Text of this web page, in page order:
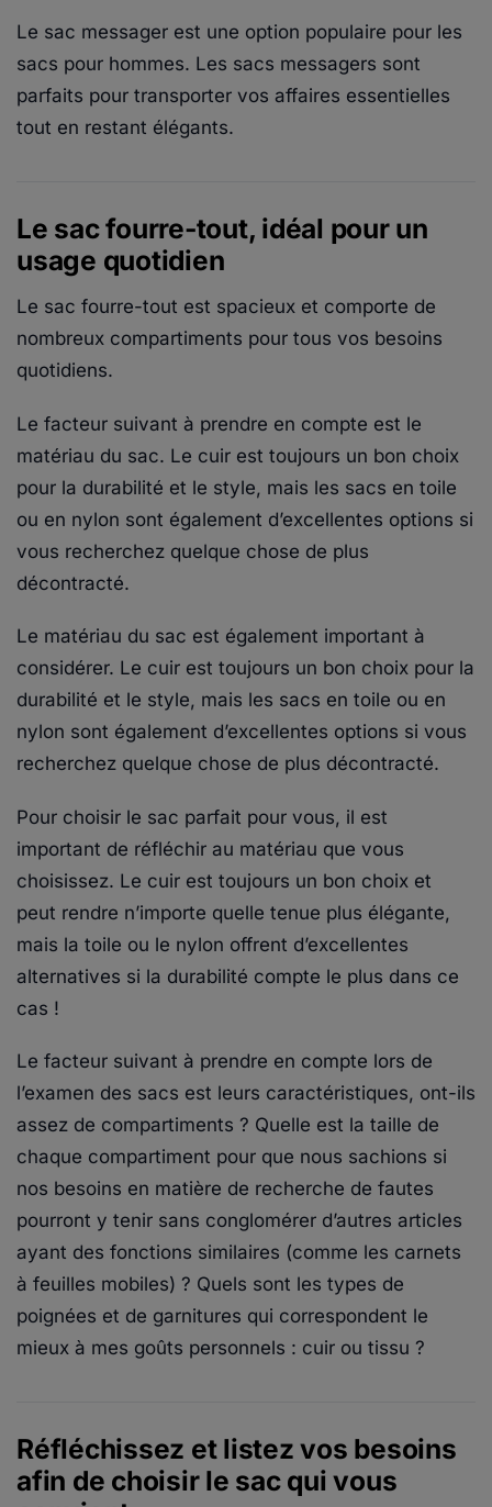
Le sac messager est une option populaire pour les
sacs pour hommes. Les sacs messagers sont
parfaits pour transporter vos affaires essentielles
tout en restant élégants.
Le sac fourre-tout, idéal pour un
usage quotidien
Le sac fourre-tout est spacieux et comporte de
nombreux compartiments pour tous vos besoins
quotidiens.
Le facteur suivant à prendre en compte est le
matériau du sac. Le cuir est toujours un bon choix
pour la durabilité et le style, mais les sacs en toile
ou en nylon sont également d’excellentes options si
vous recherchez quelque chose de plus
décontracté.
Le matériau du sac est également important à
considérer. Le cuir est toujours un bon choix pour la
durabilité et le style, mais les sacs en toile ou en
nylon sont également d’excellentes options si vous
recherchez quelque chose de plus décontracté.
Pour choisir le sac parfait pour vous, il est
important de réfléchir au matériau que vous
choisissez. Le cuir est toujours un bon choix et
peut rendre n’importe quelle tenue plus élégante,
mais la toile ou le nylon offrent d’excellentes
alternatives si la durabilité compte le plus dans ce
cas !
Le facteur suivant à prendre en compte lors de
l’examen des sacs est leurs caractéristiques, ont-ils
assez de compartiments ? Quelle est la taille de
chaque compartiment pour que nous sachions si
nos besoins en matière de recherche de fautes
pourront y tenir sans conglomérer d’autres articles
ayant des fonctions similaires (comme les carnets
à feuilles mobiles) ? Quels sont les types de
poignées et de garnitures qui correspondent le
mieux à mes goûts personnels : cuir ou tissu ?
Réfléchissez et listez vos besoins
afin de choisir le sac qui vous